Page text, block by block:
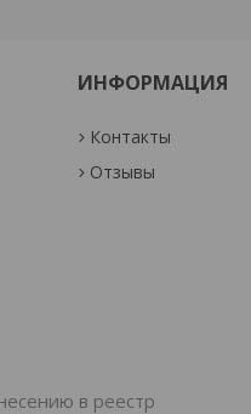
ИНФОРМАЦИЯ
Контакты
Отзывы
в реестр